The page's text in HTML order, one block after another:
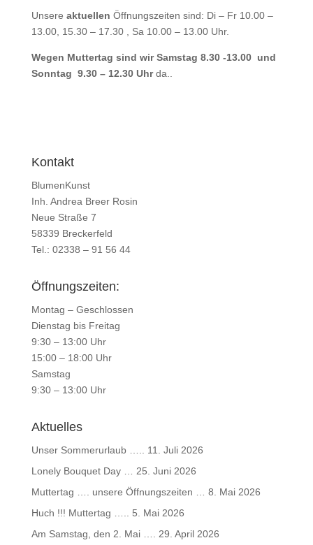
Unsere aktuellen Öffnungszeiten sind: Di – Fr 10.00 –
13.00, 15.30 – 17.30 , Sa 10.00 – 13.00 Uhr.
Wegen Muttertag sind wir Samstag 8.30 -13.00 und
Sonntag 9.30 – 12.30 Uhrda..
Kontakt
BlumenKunst
Inh. Andrea Breer Rosin
Neue Straße 7
58339 Breckerfeld
Tel.: 02338 – 91 56 44
Öffnungszeiten:
Montag – Geschlossen
Dienstag bis Freitag
9:30 – 13:00 Uhr
15:00 – 18:00 Uhr
Samstag
9:30 – 13:00 Uhr
Aktuelles
Unser Sommerurlaub …..
11. Juli 2026
Lonely Bouquet Day …
25. Juni 2026
Muttertag …. unsere Öffnungszeiten …
8. Mai 2026
Huch !!! Muttertag …..
5. Mai 2026
Am Samstag, den 2. Mai ….
29. April 2026